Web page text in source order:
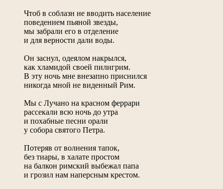
Чтоб в соблазн не вводить население
поведением пьяной звезды,
мы забрали его в отделение
и для верности дали воды.
Он заснул, одеялом накрылся,
как хламидой своей пилигрим.
В эту ночь мне внезапно приснился
никогда мной не виденный Рим.
Мы с Лучано на красном феррари
рассекали всю ночь до утра
и похабные песни орали
у собора святого Петра.
Потеряв от волнения тапок,
без тиары, в халате простом
на балкон римский выбежал папа
и грозил нам наперсным крестом.